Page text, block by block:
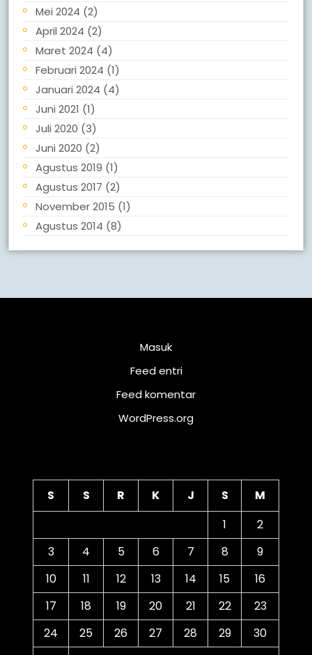
Mei 2024 (2)
April 2024 (2)
Maret 2024 (4)
Februari 2024 (1)
Januari 2024 (4)
Juni 2021 (1)
Juli 2020 (3)
Juni 2020 (2)
Agustus 2019 (1)
Agustus 2017 (2)
November 2015 (1)
Agustus 2014 (8)
Masuk
Feed entri
Feed komentar
WordPress.org
S S R K J S
M
1
2
3
4 5 6 7 8
9
10
11 12 13 14 15
16
17
18 19 20 21 22
23
24
25 26 27 28 29
30